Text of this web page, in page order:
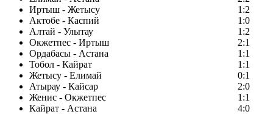
Иртыш - Жетысу
1:2
Актобе - Каспий
1:0
Алтай - Улытау
1:2
Окжетпес - Иртыш
2:1
Ордабасы - Астана
1:1
Тобол - Кайрат
1:1
Жетысу - Елимай
0:1
Атырау - Кайсар
2:0
Женис - Окжетпес
1:1
Кайрат - Астана
4:0